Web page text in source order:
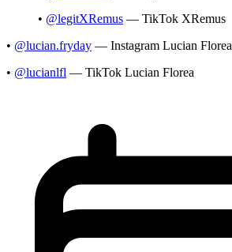
• @legitXRemus — TikTok XRemus
• @lucian.fryday — Instagram Lucian Florea
• @lucianlfl — TikTok Lucian Florea